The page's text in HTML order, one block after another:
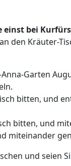
einst bei
den Kräuter-
Garten
bitten, und
bitten, und
miteinander
und seien